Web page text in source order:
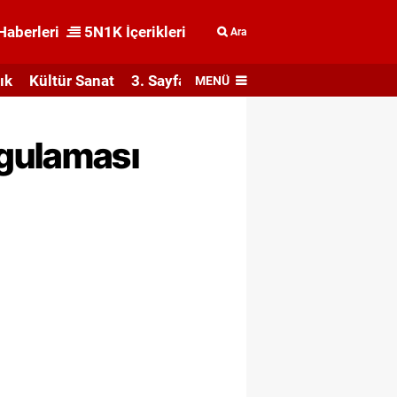
5N1K İçerikleri Ara
Kültür Sanat 3. Sayfa MENÜ